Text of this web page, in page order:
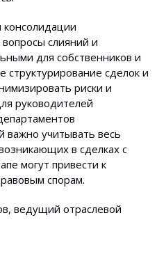
слияний и
для собственников и
сделок и
риски и
руководителей
учитывать весь
в сделках с
могут привести к
спорам.
ведущий отраслевой